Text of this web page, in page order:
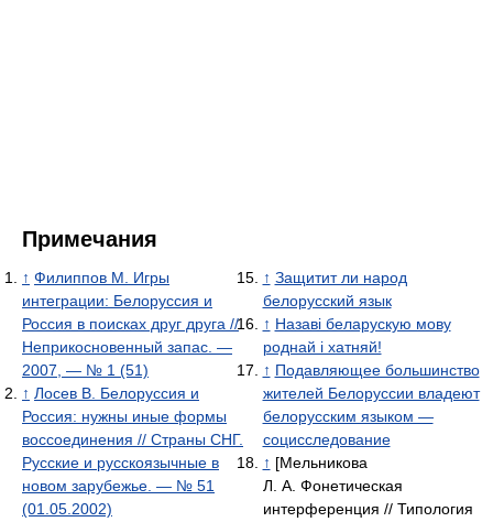
Примечания
↑ Филиппов М. Игры
интеграции: Белоруссия и
Россия в поисках друг друга //
Неприкосновенный запас. —
2007, — № 1 (51)
↑ Лосев В. Белоруссия и
Россия: нужны иные формы
воссоединения // Страны СНГ.
Русские и русскоязычные в
новом зарубежье. — № 51
(01.05.2002)
↑ Защитит ли народ
белорусский язык
↑ Назаві беларускую мову
роднай і хатняй!
↑ Подавляющее большинство
жителей Белоруссии владеют
белорусским языком —
социсследование
↑ [Мельникова
Л. А. Фонетическая
интерференция // Типология